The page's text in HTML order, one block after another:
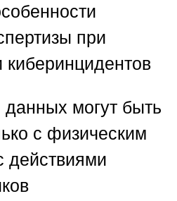
при
киберинцидентов
могут быть
с физическим
действиями